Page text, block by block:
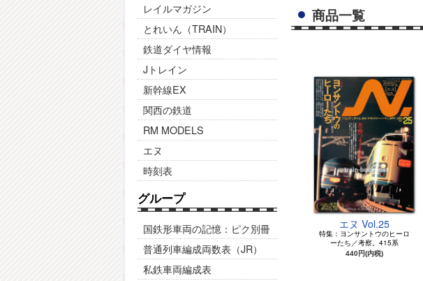
レイルマガジン
とれいん（TRAIN）
鉄道ダイヤ情報
Jトレイン
新幹線EX
関西の鉄道
RM MODELS
エヌ
時刻表
グループ
国鉄形車両の記憶：ピク別冊
普通列車編成両数表（JR）
私鉄車両編成表
商品一覧
エヌ Vol.25
特集：ヨンサントウのヒーロ
ーたち／考察。415系
440円(内税)